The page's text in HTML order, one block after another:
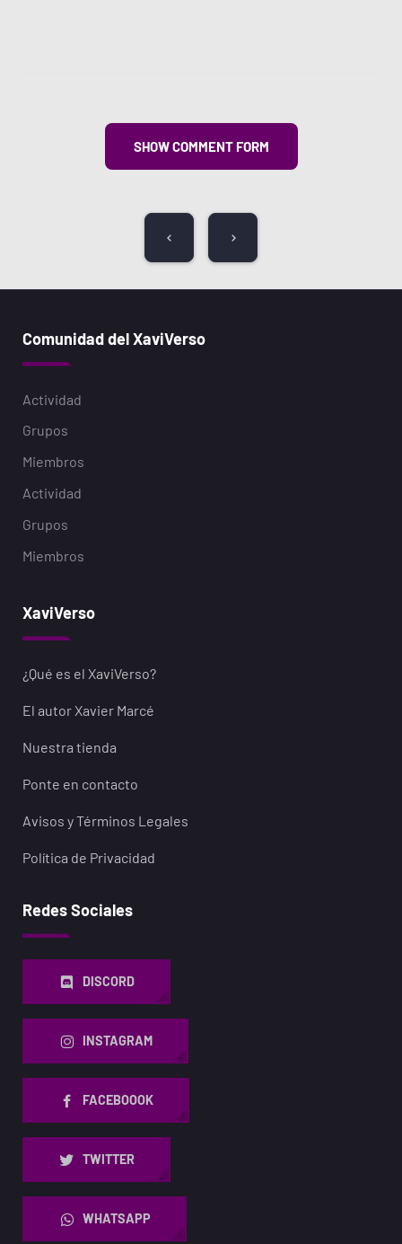
SHOW COMMENT FORM
Comunidad del XaviVerso
Actividad
Grupos
Miembros
Actividad
Grupos
Miembros
XaviVerso
¿Qué es el XaviVerso?
El autor Xavier Marcé
Nuestra tienda
Ponte en contacto
Avisos y Términos Legales
Política de Privacidad
Redes Sociales
DISCORD
INSTAGRAM
FACEBOOOK
TWITTER
WHATSAPP